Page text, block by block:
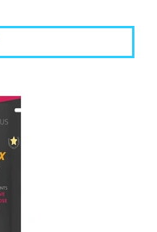
a skvělou chutí!